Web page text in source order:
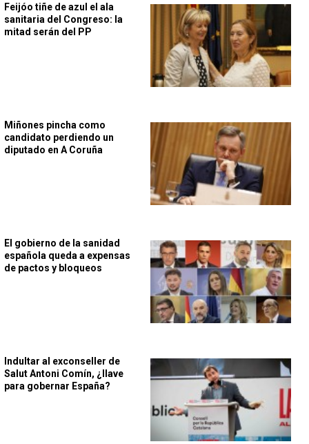
Feijóo tiñe de azul el ala
sanitaria del Congreso: la
mitad serán del PP
Miñones pincha como
candidato perdiendo un
diputado en A Coruña
El gobierno de la sanidad
española queda a expensas
de pactos y bloqueos
Indultar al exconseller de
Salut Antoni Comín, ¿llave
para gobernar España?